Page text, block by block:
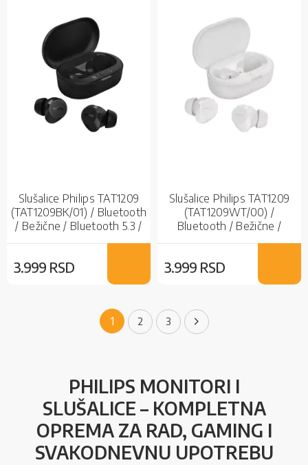
Slušalice Philips TAT1209
(TAT1209BK/01) / Bluetooth
/ Bežične / Bluetooth 5.3 /
Mikrofon / IPX4 / Black /
3.999 RSD
Slušalice Philips TAT1209
(TAT1209WT/00) /
Bluetooth / Bežične /
White / Bubice
3.999 RSD
Page
You're currently reading page
1 Page
2 Page
3 Page
Sledeće
PHILIPS MONITORI I
SLUŠALICE – KOMPLETNA
OPREMA ZA RAD, GAMING I
SVAKODNEVNU UPOTREBU